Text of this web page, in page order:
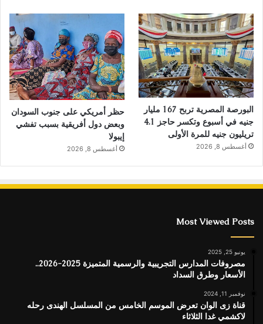
البورصة المصرية تربح 167 مليار
جنيه في أسبوع وتكسر حاجز 4.1
تريليون جنيه للمرة الأولى
أغسطس 8, 2026
حظر أمريكي على جنوب السودان
وبعض دول أفريقية بسبب تفشي
إيبولا
أغسطس 8, 2026
Most Viewed Posts
يونيو 25, 2025
مصروفات المدارس التجريبية والرسمية المتميزة 2025-2026..
الأسعار وطرق السداد
نوفمبر 11, 2024
قناة زى الوان تعرض الموسم الخامس من المسلسل الهندى رحله
لاكشمي غدا الثلاثاء